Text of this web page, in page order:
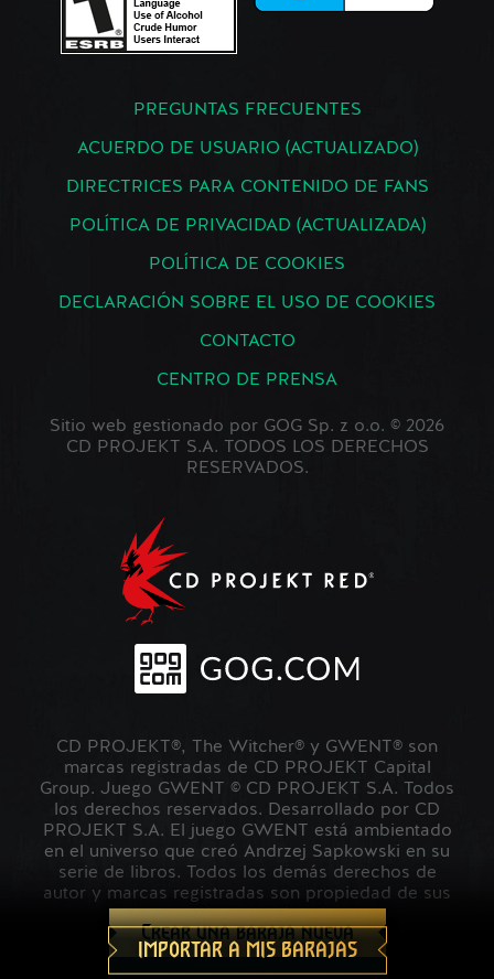
Crear una baraja nueva
IMPORTAR A MIS BARAJAS
PREGUNTAS FRECUENTES
ACUERDO DE USUARIO (ACTUALIZADO)
DIRECTRICES PARA CONTENIDO DE FANS
POLÍTICA DE PRIVACIDAD (ACTUALIZADA)
POLÍTICA DE COOKIES
DECLARACIÓN SOBRE EL USO DE COOKIES
CONTACTO
CENTRO DE PRENSA
Sitio web gestionado por GOG Sp. z o.o. © 2026
CD PROJEKT S.A. TODOS LOS DERECHOS
RESERVADOS.
CD PROJEKT®, The Witcher® y GWENT® son
marcas registradas de CD PROJEKT Capital
Group. Juego GWENT © CD PROJEKT S.A. Todos
los derechos reservados. Desarrollado por CD
PROJEKT S.A. El juego GWENT está ambientado
en el universo que creó Andrzej Sapkowski en su
serie de libros. Todos los demás derechos de
autor y marcas registradas son propiedad de sus
respectivos propietarios.